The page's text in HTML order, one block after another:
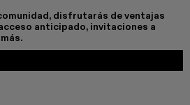
disfrutarás de ventajas
anticipado, invitaciones a